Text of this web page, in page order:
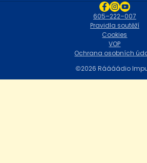
2026 Ráááádio
Ochrana osobních
VOP
Cookies
Pravidla soutěží
605–222–007